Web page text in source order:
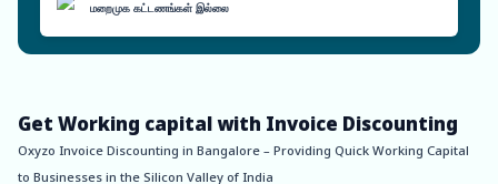
மறைமுக கட்டணங்கள் இல்லை
Get Working capital with Invoice Discounting
Oxyzo Invoice Discounting in Bangalore – Providing Quick Working Capital
to Businesses in the Silicon Valley of India